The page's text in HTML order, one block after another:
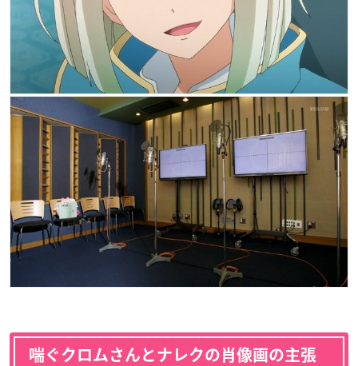
喘ぐクロムさんとナレクの肖像画の主張